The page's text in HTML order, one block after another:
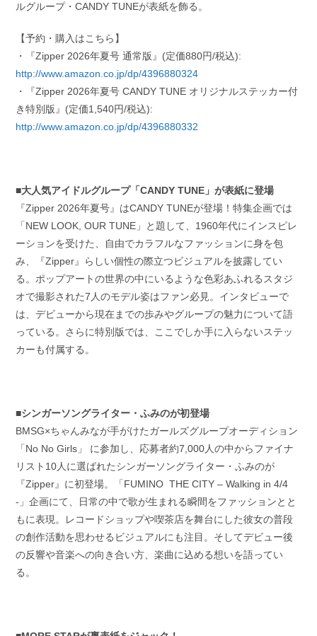
ルグループ・CANDY TUNEが表紙を飾る。
【予約・購入はこちら】
・『Zipper 2026年夏号 通常版』(定価880円/税込):
http://www.amazon.co.jp/dp/4396880324
・『Zipper 2026年夏号 CANDY TUNE オリジナルステッカー付
き特別版』(定価1,540円/税込):
http://www.amazon.co.jp/dp/4396880332
■大人気アイドルグループ「CANDY TUNE」が表紙に登場
『Zipper 2026年夏号』はCANDY TUNEが登場！特集企画では
「NEW LOOK, OUR TUNE」と題して、1960年代にインスピレ
ーションを受けた、自由でカラフルなファッションに身を包
み、『Zipper』らしい個性の際立つビジュアルを披露してい
る。ポップアートの世界の中にいるような色彩あふれるスタジ
オで撮影された7人のモデル姿はファン必見。インタビューで
は、デビューから現在までの歩みやグループの魅力について語
っている。さらに特別版では、ここでしか手に入らないステッ
カーも付属する。
■シンガーソングライター・ふみのが初登場
BMSG×ちゃんみなが手がけたガールズグループオーディション
「No No Girls」 に参加し、応募者約7,000人の中からファイナ
リスト10人に選ばれたシンガーソングライター・ふみのが
『Zipper』に初登場。「FUMINO THE CITY – Walking in 4/4
-」企画にて、日常の中で歌が生まれる瞬間をファッションとと
もに表現。レコードショップや喫茶店を舞台にした彼女の普段
の創作活動を思わせるビジュアルにも注目。そしてデビュー後
の反響や音楽への向き合い方、楽曲に込める想いを語ってい
る。